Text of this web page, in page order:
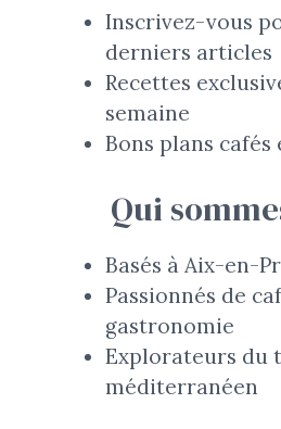
Inscrivez-vous
derniers articles
Recettes
semaine
Bons plans
Qui
Basés à Aix-en-
Passionnés de
gastronomie
Explorateurs du
méditerranéen